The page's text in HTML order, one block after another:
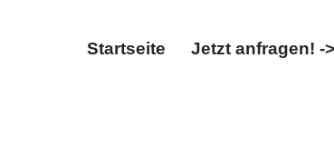
Startseite Jetzt anfragen! -